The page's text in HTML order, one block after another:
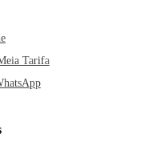
Tarifa